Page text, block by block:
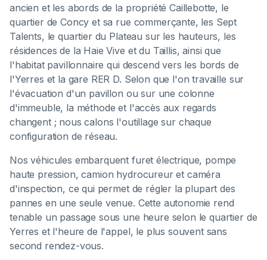
ancien et les abords de la propriété Caillebotte, le
quartier de Concy et sa rue commerçante, les Sept
Talents, le quartier du Plateau sur les hauteurs, les
résidences de la Haie Vive et du Taillis, ainsi que
l'habitat pavillonnaire qui descend vers les bords de
l'Yerres et la gare RER D. Selon que l'on travaille sur
l'évacuation d'un pavillon ou sur une colonne
d'immeuble, la méthode et l'accès aux regards
changent ; nous calons l'outillage sur chaque
configuration de réseau.
Nos véhicules embarquent furet électrique, pompe
haute pression, camion hydrocureur et caméra
d'inspection, ce qui permet de régler la plupart des
pannes en une seule venue. Cette autonomie rend
tenable un passage sous une heure selon le quartier de
Yerres et l'heure de l'appel, le plus souvent sans
second rendez-vous.